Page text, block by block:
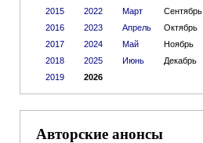
2015
2016
2017
2018
2019
2022
2023
2024
2025
2026
Март
Сентябрь
Апрель
Октябрь
Май
Ноябрь
Июнь
Декабрь
Авторские анонсы